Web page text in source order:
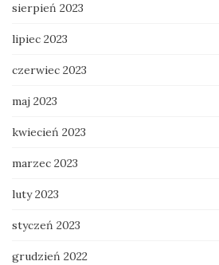
sierpień 2023
lipiec 2023
czerwiec 2023
maj 2023
kwiecień 2023
marzec 2023
luty 2023
styczeń 2023
grudzień 2022